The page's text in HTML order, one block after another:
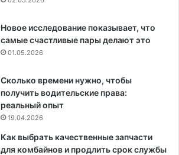
Новое исследование показывает, что
самые счастливые пары делают это
01.05.2026
Сколько времени нужно, чтобы
получить водительские права:
реальный опыт
19.04.2026
Как выбрать качественные запчасти
для комбайнов и продлить срок службы